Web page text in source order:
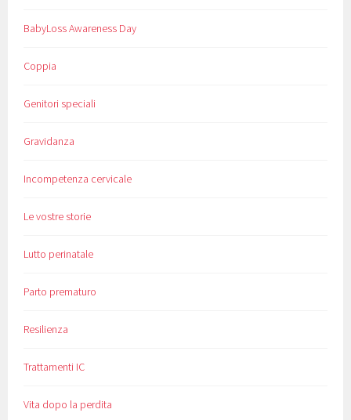
BabyLoss Awareness Day
Coppia
Genitori speciali
Gravidanza
Incompetenza cervicale
Le vostre storie
Lutto perinatale
Parto prematuro
Resilienza
Trattamenti IC
Vita dopo la perdita